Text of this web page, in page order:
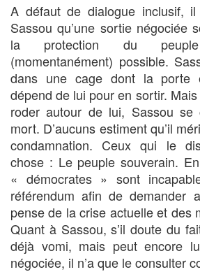
A défaut de dialogue inclusif,
Sassou qu’une sortie négociée
la protection du
(momentanément) possible.
dans une cage dont la porte
dépend de lui pour en sortir.
roder autour de lui, Sassou se
mort. D’aucuns estiment qu’il
condamnation. Ceux qui le
chose : Le peuple souverain.
« démocrates » sont
référendum afin de demander
pense de la crise actuelle et des
Quant à Sassou, s’il doute du
déjà vomi, mais peut encore
négociée, il n’a que le consulter